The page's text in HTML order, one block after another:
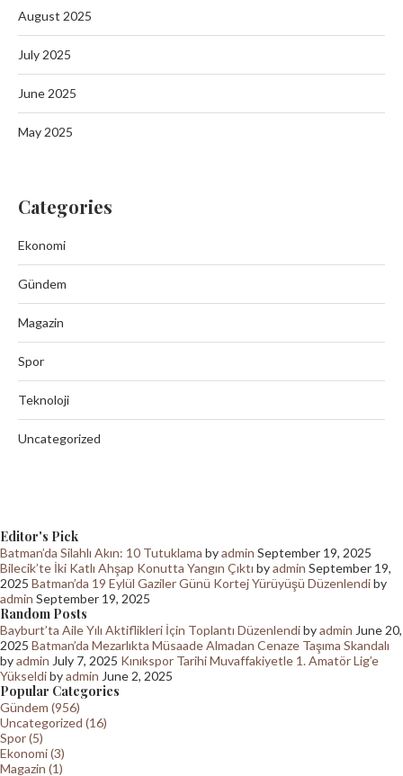
August 2025
July 2025
June 2025
May 2025
Categories
Ekonomi
Gündem
Magazin
Spor
Teknoloji
Uncategorized
Editor's Pick
Batman’da Silahlı Akın: 10 Tutuklama byadmin September 19, 2025
Bilecik’te İki Katlı Ahşap Konutta Yangın Çıktı byadmin September 19,
2025 Batman’da 19 Eylül Gaziler Günü Kortej Yürüyüşü Düzenlendiby
admin September 19, 2025
Random Posts
Bayburt’ta Aile Yılı Aktiflikleri İçin Toplantı Düzenlendibyadmin June 20,
2025 Batman’da Mezarlıkta Müsaade Almadan Cenaze Taşıma Skandalı
byadmin July 7, 2025 Kınıkspor Tarihi Muvaffakiyetle 1. Amatör Lig’e
Yükseldibyadmin June 2, 2025
Popular Categories
Gündem (956)
Uncategorized (16)
Spor (5)
Ekonomi (3)
Magazin (1)